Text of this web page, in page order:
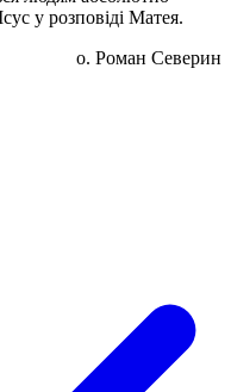
у розповіді Матея.
о. Роман Северин